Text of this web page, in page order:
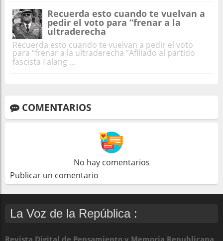
Recuerda esto cuando te vuelvan a
pedir el voto para “frenar a la
ultraderecha
Recuerda esto cuando te vuelvan a pedir el voto
para “frenar a la ultraderecha ”Afiliado al partido
fascista Falang ...
COMENTARIOS
No hay comentarios
Publicar un comentario
La Voz de la República :
Revista Digital de Pensamiento y Memoria Republicana